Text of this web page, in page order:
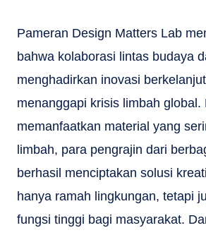
Pameran Design Matters Lab
bahwa kolaborasi lintas budaya
menghadirkan inovasi
menanggapi krisis limbah global.
memanfaatkan material yang
limbah, para pengrajin dari
berhasil menciptakan solusi
hanya ramah lingkungan, tetapi
fungsi tinggi bagi masyarakat.